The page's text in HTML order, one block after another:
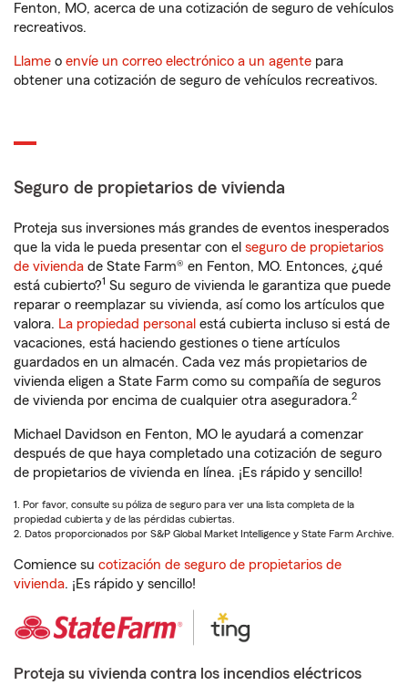
Fenton, MO, acerca de una cotización de seguro de vehículos
recreativos.
Llame o envíe un correo electrónico a un agente para
obtener una cotización de seguro de vehículos recreativos.
Seguro de propietarios de vivienda
Proteja sus inversiones más grandes de eventos inesperados
que la vida le pueda presentar con el seguro de propietarios
de vivienda de State Farm® en Fenton, MO. Entonces, ¿qué
está cubierto?1 Su seguro de vivienda le garantiza que puede
reparar o reemplazar su vivienda, así como los artículos que
valora. La propiedad personal está cubierta incluso si está de
vacaciones, está haciendo gestiones o tiene artículos
guardados en un almacén. Cada vez más propietarios de
vivienda eligen a State Farm como su compañía de seguros
de vivienda por encima de cualquier otra aseguradora.2
Michael Davidson en Fenton, MO le ayudará a comenzar
después de que haya completado una cotización de seguro
de propietarios de vivienda en línea. ¡Es rápido y sencillo!
1. Por favor, consulte su póliza de seguro para ver una lista completa de la
propiedad cubierta y de las pérdidas cubiertas.
2. Datos proporcionados por S&P Global Market Intelligence y State Farm Archive.
Comience su cotización de seguro de propietarios de
vivienda. ¡Es rápido y sencillo!
Proteja su vivienda contra los incendios eléctricos